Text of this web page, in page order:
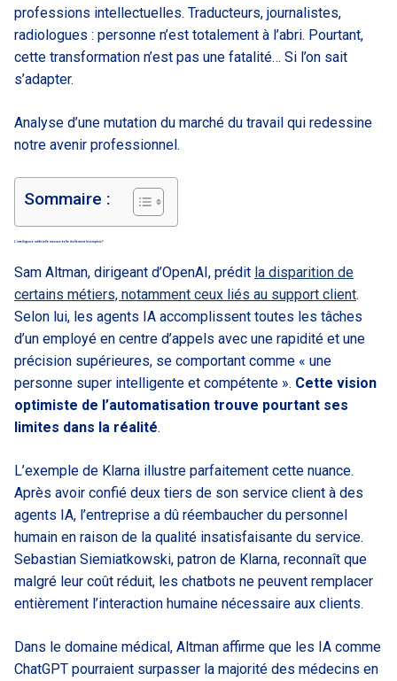
professions intellectuelles. Traducteurs, journalistes,
radiologues : personne n’est totalement à l’abri. Pourtant,
cette transformation n’est pas une fatalité… Si l’on sait
s’adapter.
Analyse d’une mutation du marché du travail qui redessine
notre avenir professionnel.
Sommaire :
L’intelligence artificielle menace-t-elle réellement les emplois ?
Sam Altman, dirigeant d’OpenAI, prédit la disparition de
certains métiers, notamment ceux liés au support client.
Selon lui, les agents IA accomplissent toutes les tâches
d’un employé en centre d’appels avec une rapidité et une
précision supérieures, se comportant comme « une
personne super intelligente et compétente ». Cette vision
optimiste de l’automatisation trouve pourtant ses
limites dans la réalité.
L’exemple de Klarna illustre parfaitement cette nuance.
Après avoir confié deux tiers de son service client à des
agents IA, l’entreprise a dû réembaucher du personnel
humain en raison de la qualité insatisfaisante du service.
Sebastian Siemiatkowski, patron de Klarna, reconnaît que
malgré leur coût réduit, les chatbots ne peuvent remplacer
entièrement l’interaction humaine nécessaire aux clients.
Dans le domaine médical, Altman affirme que les IA comme
ChatGPT pourraient surpasser la majorité des médecins en